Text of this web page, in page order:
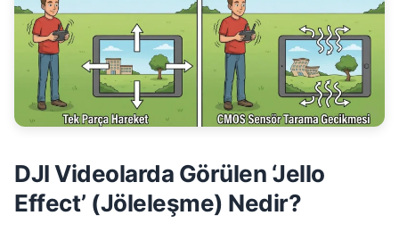
DJI Videolarda Görülen ‘Jello
Effect’ (Jöleleşme) Nedir?